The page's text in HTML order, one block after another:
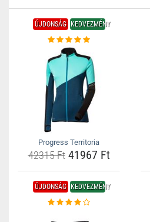
ÚJDONSÁG KEDVEZMÉNY
Progress Territoria
42315 Ft41967 Ft
ÚJDONSÁG KEDVEZMÉNY